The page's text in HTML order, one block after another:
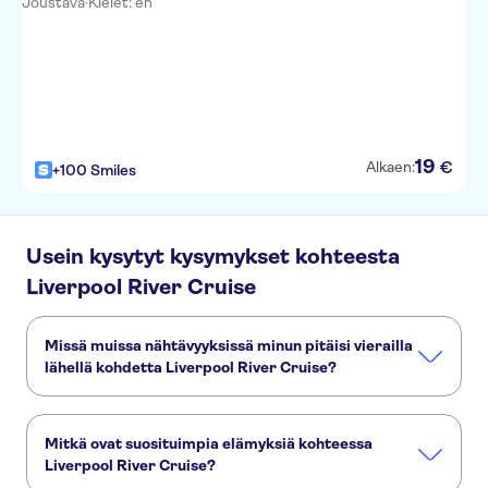
+100 Smiles Alkaen:19 €
Usein kysytyt kysymykset kohteesta
Liverpool River Cruise
Missä muissa nähtävyyksissä minun pitäisi vierailla
lähellä kohdetta Liverpool River Cruise?
Anfield Stadium The Beatles
Royal Albert Dock
Strawberry Fields
Mitkä ovat suosituimpia elämyksiä kohteessa
Liverpool River Cruise?